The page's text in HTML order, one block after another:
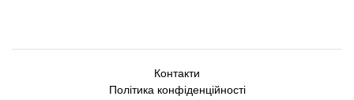
Контакти
Політика конфіденційності